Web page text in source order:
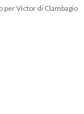
per Victor di Clambagio